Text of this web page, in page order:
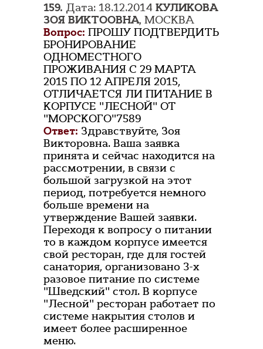
159. Дата: 18.12.2014 КУЛИКОВА
ЗОЯ ВИКТООВНА, МОСКВА
Вопрос: ПРОШУ ПОДТВЕРДИТЬ
БРОНИРОВАНИЕ
ОДНОМЕСТНОГО
ПРОЖИВАНИЯ С 29 МАРТА
2015 ПО 12 АПРЕЛЯ 2015,
ОТЛИЧАЕТСЯ ЛИ ПИТАНИЕ В
КОРПУСЕ "ЛЕСНОЙ" ОТ
"МОРСКОГО"7589
Ответ: Здравствуйте, Зоя
Викторовна. Ваша заявка
принята и сейчас находится на
рассмотрении, в связи с
большой загрузкой на этот
период, потребуется немного
больше времени на
утверждение Вашей заявки.
Переходя к вопросу о питании
то в каждом корпусе имеется
свой ресторан, где для гостей
санатория, организовано 3-х
разовое питание по системе
"Шведский" стол. В корпусе
"Лесной" ресторан работает по
системе накрытия столов и
имеет более расширенное
меню.